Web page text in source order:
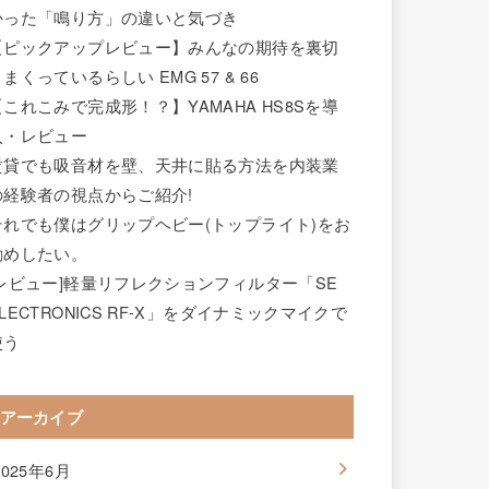
た「鳴り方」の違いと気づき
ックアップレビュー】みんなの期待を裏切
くっているらしい EMG 57 & 66
れこみで完成形！？】YAMAHA HS8Sを導
レビュー
でも吸音材を壁、天井に貼る方法を内装業
験者の視点からご紹介!
でも僕はグリップヘビー(トップライト)をお
したい。
ビュー]軽量リフレクションフィルター「SE
RF-X」をダイナミックマイクで
アーカイブ
年6月